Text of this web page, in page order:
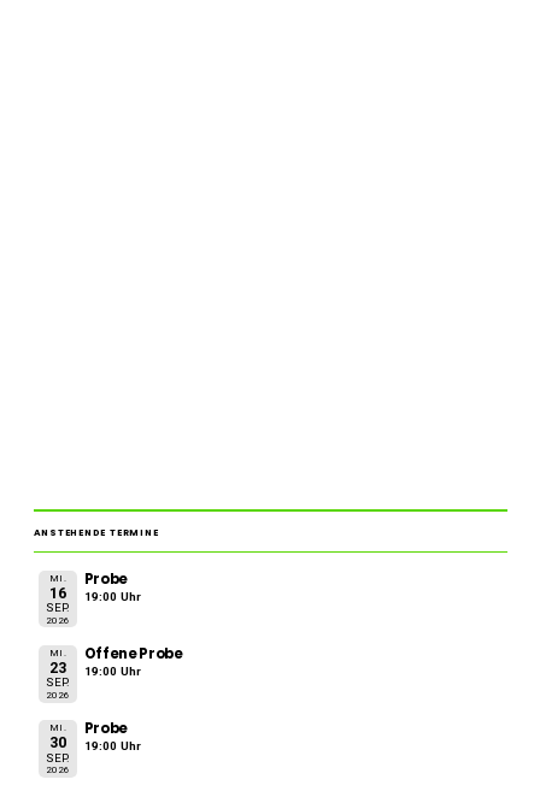
ANSTEHENDE TERMINE
MI.
16
SEP.
2026
Probe
19:00 Uhr
MI.
23
SEP.
2026
Offene Probe
19:00 Uhr
MI.
30
SEP.
2026
Probe
19:00 Uhr